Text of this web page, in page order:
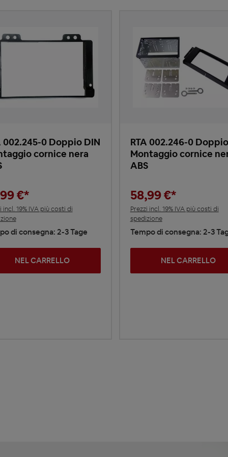
002.245-0 Doppio DIN
cornice nera
€*
incl. 19% IVA più costi di
di consegna: 2-3 Tage
NEL CARRELLO
RTA 002.246-0
Montaggio cornice
ABS
58,99 €*
Prezzi incl. 19% IVA più costi di
spedizione
Tempo di consegna: 2-3
NEL CARRELLO